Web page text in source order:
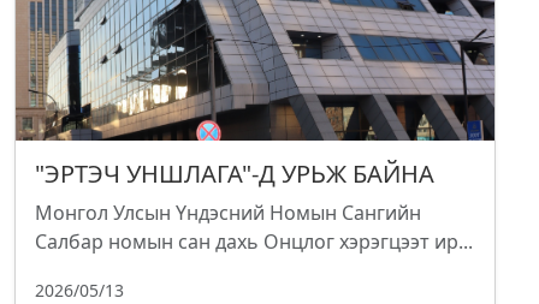
"ЭРТЭЧ УНШЛАГА"-Д УРЬЖ БАЙНА
Монгол Улсын Үндэсний Номын Сангийн
Салбар номын сан дахь Онцлог хэрэгцээт ир...
2026/05/13